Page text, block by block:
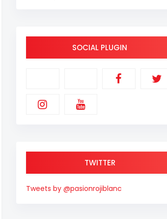
SOCIAL PLUGIN
TWITTER
Tweets by @pasionrojiblanc